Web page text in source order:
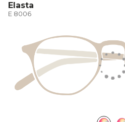
Elasta
E 8006